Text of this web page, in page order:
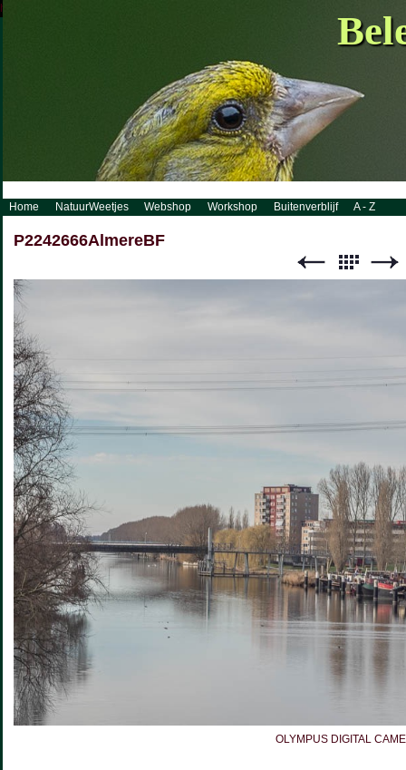
http://www.visueelconcept.nl/sitemap.xml.gz
Home NatuurWeetjes Webshop Workshop Buitenverblijf A - Z
P2242666AlmereBF
OLYMPUS DIGITAL